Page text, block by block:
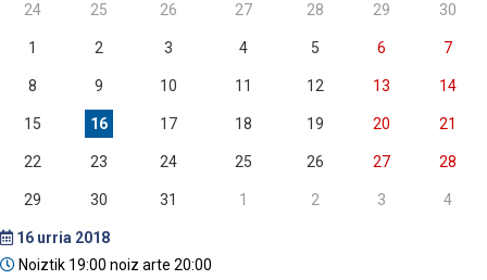
24 25 26 27 28 29 30
1 2 3 4 5 6 7
8 9 10 11 12 13 14
15 16 17 18 19 20 21
22 23 24 25 26 27 28
29 30 31 1 2 3 4
16 urria 2018
Noiztik 19:00 noiz arte 20:00